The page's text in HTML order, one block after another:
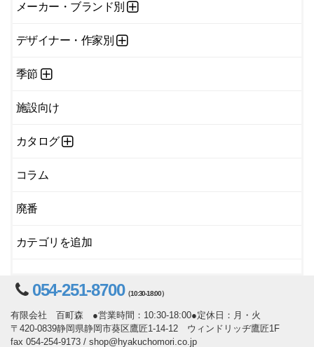
メーカー・ブランド別
デザイナー・作家別
季節
施設向け
カタログ
コラム
廃番
カテゴリを追加
054-251-8700（10:30-18:00）
有限会社 百町森 ●営業時間：10:30-18:00●定休日：月・火
〒420-0839静岡県静岡市葵区鷹匠1-14-12 ウィンドリッヂ鷹匠1F
fax 054-254-9173 / shop@hyakuchomori.co.jp